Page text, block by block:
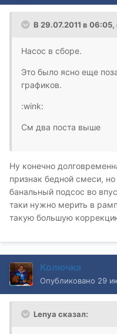
В 29.07.2011 в 06:05,
Насос в сборе.
Это было ясно еще
графиков.
:wink:
См два поста выше
Ну конечно
признак бедной смеси,
банальный подсос во
таки нужно мерить в
такую большую
Колючка
Опубликовано 29
Lenya сказал: